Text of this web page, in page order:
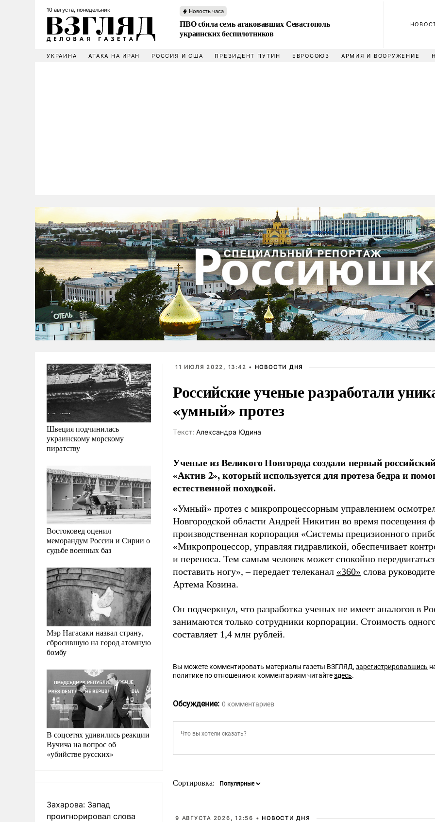
10 августа, понедельник Новость часа
ПВО сбила семь атаковавших Севастополь
украинских беспилотников
УКРАИНА АТАКА НА ИРАН РОССИЯ И США ПРЕЗИДЕНТ ПУТИН ЕВРОСОЮЗ АРМИЯ И ВООРУЖЕНИЕ
Швеция подчинилась
украинскому морскому
пиратству
Востоковед оценил
меморандум России и Сирии о
судьбе военных баз
Мэр Нагасаки назвал страну,
сбросившую на город атомную
бомбу
В соцсетях удивились реакции
Вучича на вопрос об
«убийстве русских»
Захарова: Запад
проигнорировал слова
11 ИЮЛЯ 2022, 13:42 • НОВОСТИ ДНЯ
Российские ученые разработали
«умный» протез
Tекст: Александра Юдина
Ученые из Великого Новгорода создали первый
«Актив 2», который используется для протеза бедра и
естественной походкой.
«Умный» протез с микропроцессорным управлением
Новгородской области Андрей Никитин во время посещения
производственная корпорация «Системы прецизионного
«Микропроцессор, управляя гидравликой, обеспечивает
и переноса. Тем самым человек может спокойно
поставить ногу», – передает телеканал «360» слова
Артема Козина.
Он подчеркнул, что разработка ученых не имеет аналогов в
занимаются только сотрудники корпорации. Стоимость
составляет 1,4 млн рублей.
Вы можете комментировать материалы газеты ВЗГЛЯД, зарегистрировавшись
политике по отношению к комментариям читайтездесь.
Обсуждение: 0 комментариев
Сортировка:
9 АВГУСТА 2026, 12:56 • НОВОСТИ ДНЯ